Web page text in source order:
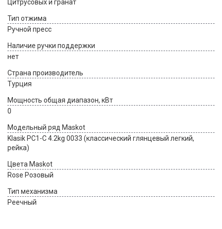
Цитрусовых и гранат
Тип отжима
Ручной пресс
Наличие ручки поддержки
нет
Страна производитель
Турция
Мощность общая диапазон, кВт
0
Модельный ряд Maskot
Klasik PC1-C 4.2kg 0033 (классический глянцевый легкий,
рейка)
Цвета Maskot
Rose Розовый
Тип механизма
Реечный